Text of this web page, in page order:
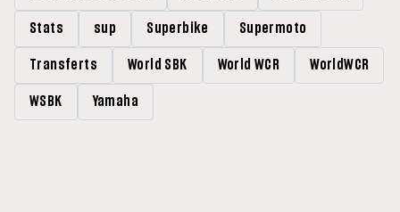
Stats sup Superbike Supermoto
Transferts World SBK World WCR WorldWCR
WSBK Yamaha